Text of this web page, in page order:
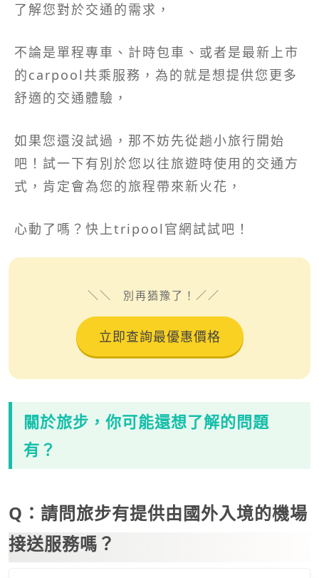
了解您對於交通的需求，
不論是單程專車、計時包車、或者是最新上市
的carpool共乘服務，為的就是想提供您更多
舒適的交通體驗，
如果您還沒試過，那不妨先從趟小旅行開始
吧！試一下有別於您以往旅遊時使用的交通方
式，肯定會為您的旅程帶來新火花，
心動了嗎？快上tripool官網試試吧！
別再猶豫了！
立即查詢最優惠價格
關於旅步，你可能還想了解的問題
有？
Q：請問旅步有提供由國外入境的機場
接送服務嗎？